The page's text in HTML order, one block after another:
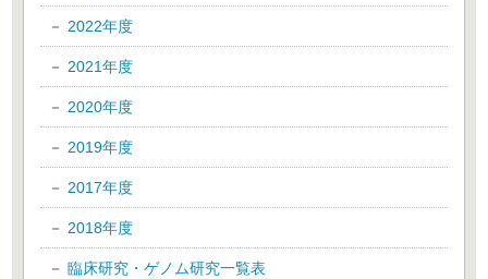
2022年度
2021年度
2020年度
2019年度
2017年度
2018年度
臨床研究・ゲノム研究一覧表